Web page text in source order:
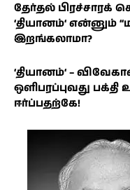
தேர்தல் பிரச்சாரக்
‘தியானம்‘ என்னும்
இறங்கலாமா?
‘தியானம்‘ –
ஒளிபரப்புவது
ஈர்ப்பதற்கே!